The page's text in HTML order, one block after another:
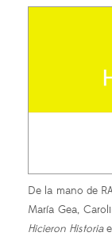
De la mano de
María Gea,
Hicieron Historia